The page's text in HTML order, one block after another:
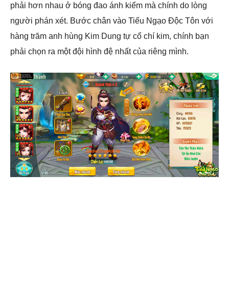
phải hơn nhau ở bóng đao ánh kiếm mà chính do lòng
người phán xét. Bước chân vào Tiếu Ngạo Độc Tôn với
hàng trăm anh hùng Kim Dung tự cổ chí kim, chính bạn
phải chọn ra một đội hình đệ nhất của riêng mình.